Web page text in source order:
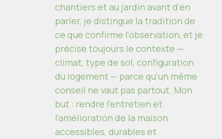
chantiers et au jardin avant d'en
parler, je distingue la tradition de
ce que confirme l'observation, et je
précise toujours le contexte —
climat, type de sol, configuration
du logement — parce qu'un même
conseil ne vaut pas partout. Mon
but : rendre l'entretien et
l'amélioration de la maison
accessibles, durables et